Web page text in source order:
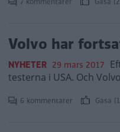
Volvo har
NYHETER 29 mars 2017
testerna i USA. Och
6 kommentarer Gasa